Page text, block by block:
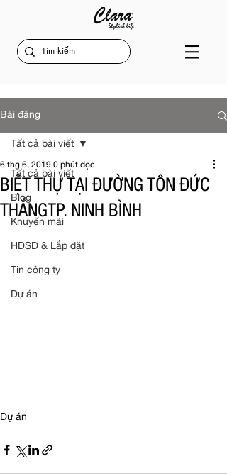
Bài đăng
Tất cả bài viết
Blog
Khuyến mãi
HDSD & Lắp đặt
Tin công ty
Dự án
Tất cả bài viết
BIỆT THỰ TẠI ÐƯỜNG TÔN ÐỨC
THẮNGTP. NINH BÌNH
6 thg 6, 2019 0 phút đọc
Dự án